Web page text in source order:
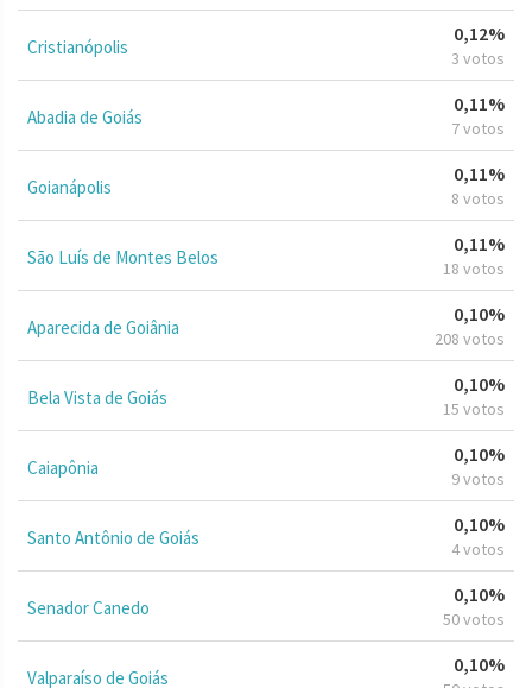
Cristianópolis
0,12%
3 votos
Abadia de Goiás
0,11%
7 votos
Goianápolis
0,11%
8 votos
São Luís de Montes Belos
0,11%
18 votos
Aparecida de Goiânia
0,10%
208 votos
Bela Vista de Goiás
0,10%
15 votos
Caiapônia
0,10%
9 votos
Santo Antônio de Goiás
0,10%
4 votos
Senador Canedo
0,10%
50 votos
Valparaíso de Goiás
0,10%